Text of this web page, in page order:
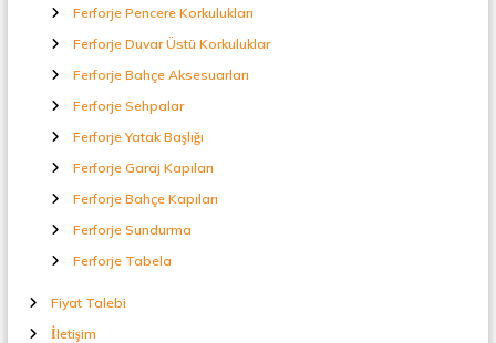
Ferforje Pencere Korkulukları
Ferforje Duvar Üstü Korkuluklar
Ferforje Bahçe Aksesuarları
Ferforje Sehpalar
Ferforje Yatak Başlığı
Ferforje Garaj Kapıları
Ferforje Bahçe Kapıları
Ferforje Sundurma
Ferforje Tabela
Fiyat Talebi
İletişim